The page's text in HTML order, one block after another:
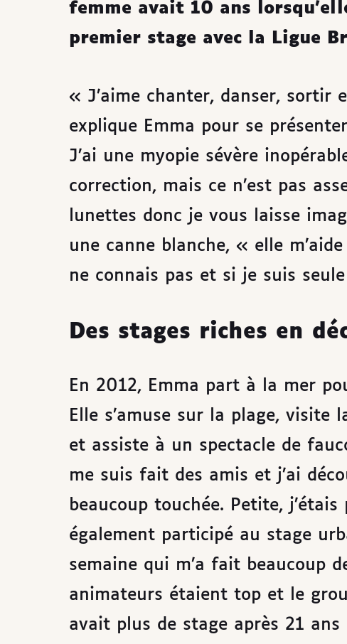
femme avait 10 ans
premier stage avec la Ligue
« J’aime chanter, danser, sortir
explique Emma pour se
J’ai une myopie sévère
correction, mais ce n’est pas
lunettes donc je vous laisse
une canne blanche, « elle
ne connais pas et si je suis
Des stages riches en
En 2012, Emma part à la mer
Elle s’amuse sur la plage, visite
et assiste à un spectacle de
me suis fait des amis et j’ai
beaucoup touchée. Petite,
également participé au stage
semaine qui m’a fait beaucoup
animateurs étaient top et le
avait plus de stage après 21